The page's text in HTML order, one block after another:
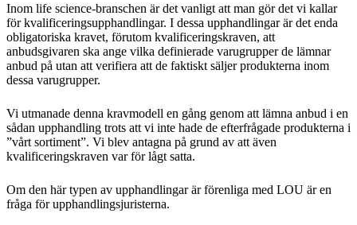
Inom life science-branschen är det vanligt att man gör det vi kallar
för kvalificeringsupphandlingar. I dessa upphandlingar är det enda
obligatoriska kravet, förutom kvalificeringskraven, att
anbudsgivaren ska ange vilka definierade varugrupper de lämnar
anbud på utan att verifiera att de faktiskt säljer produkterna inom
dessa varugrupper.
Vi utmanade denna kravmodell en gång genom att lämna anbud i en
sådan upphandling trots att vi inte hade de efterfrågade produkterna i
”vårt sortiment”. Vi blev antagna på grund av att även
kvalificeringskraven var för lågt satta.
Om den här typen av upphandlingar är förenliga med LOU är en
fråga för upphandlingsjuristerna.